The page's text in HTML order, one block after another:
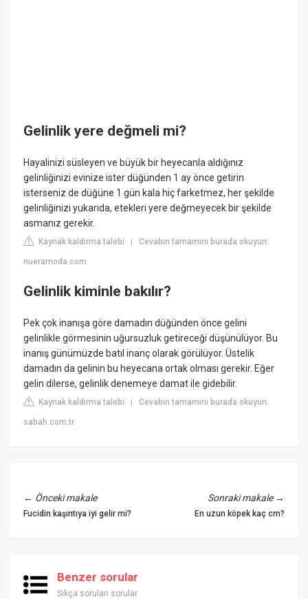
Gelinlik yere değmeli mi?
Hayalinizi süsleyen ve büyük bir heyecanla aldığınız
gelinliğinizi evinize ister düğünden 1 ay önce getirin
isterseniz de düğüne 1 gün kala hiç farketmez, her şekilde
gelinliğinizi yukarıda, etekleri yere değmeyecek bir şekilde
asmanız gerekir.
Kaynak kaldırma talebi |Cevabın tamamını burada okuyun:
nueramoda.com
Gelinlik kiminle bakılır?
Pek çok inanışa göre damadın düğünden önce gelini
gelinlikle görmesinin uğursuzluk getireceği düşünülüyor. Bu
inanış günümüzde batıl inanç olarak görülüyor. Üstelik
damadın da gelinin bu heyecana ortak olması gerekir. Eğer
gelin dilerse, gelinlik denemeye damat ile gidebilir.
Kaynak kaldırma talebi |Cevabın tamamını burada okuyun:
sabah.com.tr
← Önceki makale
Fucidin kaşıntıya iyi gelir mi?
Sonraki makale→
En uzun köpek kaç cm?
Benzer sorular
Sıkça sorulan sorular